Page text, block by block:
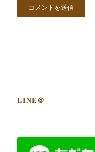
LINE＠